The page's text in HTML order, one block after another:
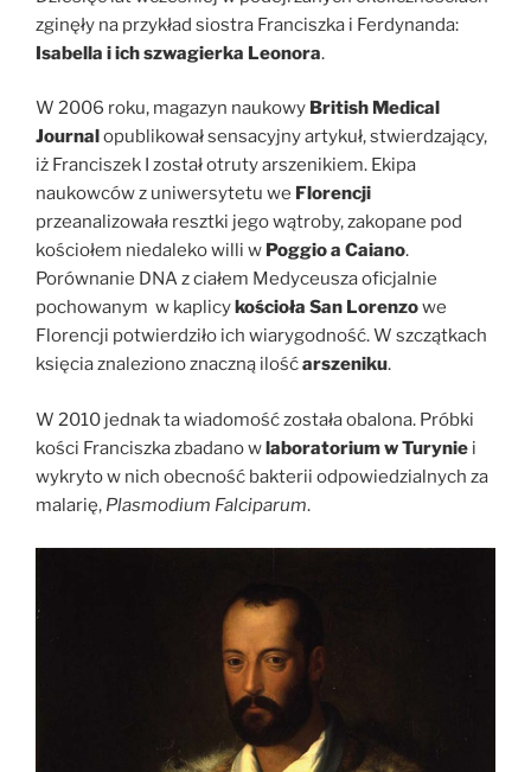
zginęły na przykład siostra Franciszka i Ferdynanda:
Isabella i ich szwagierka Leonora.
W 2006 roku, magazyn naukowy British Medical
Journalopublikował sensacyjny artykuł, stwierdzający,
iż Franciszek I został otruty arszenikiem. Ekipa
naukowców z uniwersytetu we Florencji
przeanalizowała resztki jego wątroby, zakopane pod
kościołem niedaleko willi w Poggio a Caiano.
Porównanie DNA z ciałem Medyceusza oficjalnie
pochowanym w kaplicykościoła San Lorenzowe
Florencji potwierdziło ich wiarygodność. W szczątkach
księcia znaleziono znaczną ilośćarszeniku.
W 2010 jednak ta wiadomość została obalona. Próbki
kości Franciszka zbadano wlaboratorium w Turynie i
wykryto w nich obecność bakterii odpowiedzialnych za
malarię, Plasmodium Falciparum.